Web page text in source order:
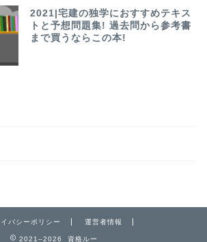
2021|宅建の独学におすすめテキス
トと予想問題集! 過去問から参考書
まで買うならこの本!
バシーポリシー 運営者情報
2021–2026 資格ルー